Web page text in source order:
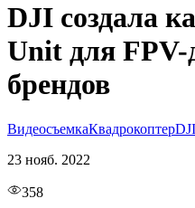
DJI создала
Unit для FPV-
брендов
ВидеосъемкаКвадрокоптерDJI
23 нояб. 2022
358